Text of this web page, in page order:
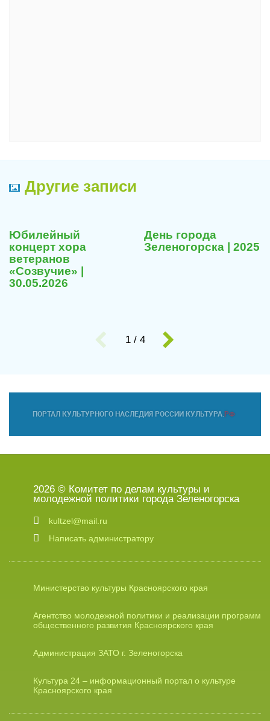
Другие записи
Юбилейный
концерт хора
ветеранов
«Созвучие» |
30.05.2026
День города
Зеленогорска | 2025
1/ 4
2026 © Комитет по делам культуры и
молодежной политики города Зеленогорска
kultzel@mail.ru
Написать администратору
Министерство культуры Красноярского края
Агентство молодежной политики и реализации программ
общественного развития Красноярского края
Администрация ЗАТО г. Зеленогорска
Культура 24 – информационный портал о культуре
Красноярского края